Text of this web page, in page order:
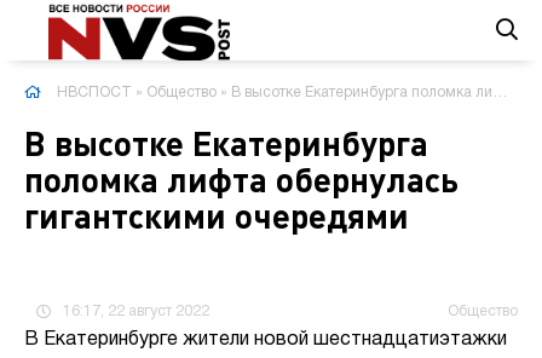
НВСПОСТ » Общество » В высотке Екатеринбурга поломка лифта обернулась гигантскими очередями
В высотке Екатеринбурга
поломка лифта обернулась
гигантскими очередями
16:17, 22 август 2022 Общество
В Екатеринбурге жители новой шестнадцатиэтажки